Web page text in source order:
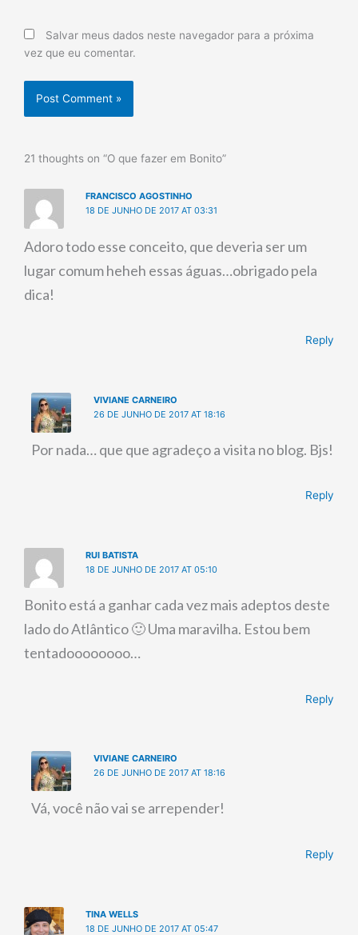
Salvar meus dados neste navegador para a próxima
vez que eu comentar.
21 thoughts on “O que fazer em Bonito”
FRANCISCO AGOSTINHO
18 DE JUNHO DE 2017 AT 03:31
Adoro todo esse conceito, que deveria ser um
lugar comum heheh essas águas…obrigado pela
dica!
Reply
VIVIANE CARNEIRO
26 DE JUNHO DE 2017 AT 18:16
Por nada… que que agradeço a visita no blog. Bjs!
Reply
RUI BATISTA
18 DE JUNHO DE 2017 AT 05:10
Bonito está a ganhar cada vez mais adeptos deste
lado do Atlântico 🙂 Uma maravilha. Estou bem
tentadoooooooo…
Reply
VIVIANE CARNEIRO
26 DE JUNHO DE 2017 AT 18:16
Vá, você não vai se arrepender!
Reply
TINA WELLS
18 DE JUNHO DE 2017 AT 05:47